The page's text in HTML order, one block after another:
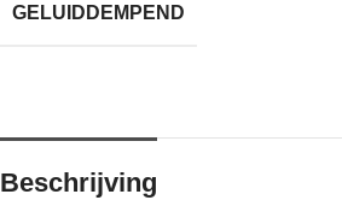
GELUIDDEMPEND
Beschrijving